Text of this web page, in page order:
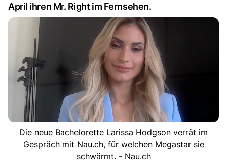
April ihren Mr. Right im Fernsehen.
Die neue Bachelorette Larissa Hodgson verrät im
Gespräch mit Nau.ch, für welchen Megastar sie
schwärmt. - Nau.ch